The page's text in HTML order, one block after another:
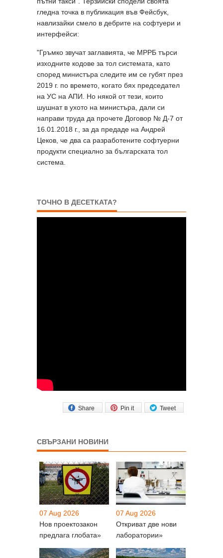
гледна точка в публикация във Фейсбук,
навлизайки смело в дебрите на софтуери и
интерфейси:
"Гръмко звучат заглавията, че МРРБ търси
изходните кодове за тол системата, като
според министъра следите им се губят през
2019 г. по времето, когато бях председател
на УС на АПИ. Но някой от тези, които
шушнат в ухото на министъра, дали си
направи труда да прочете Договор № Д-7 от
16.01.2018 г., за да предаде на Андрей
Цеков, че два са разработените софтуерни
продукти специално за българската тол
система.
ТОЧНО В ДЕСЕТКАТА?
Tweet
Pin it
Share
СВЪРЗАНИ НОВИНИ
07 Aug 2026
Нов проектозакон
предлага глобата»
07 Aug 2026
Откриват две нови
лаборатории»